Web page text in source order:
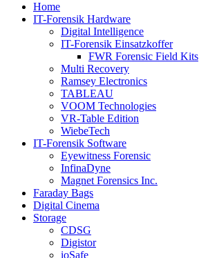
Home
IT-Forensik Hardware
Digital Intelligence
IT-Forensik Einsatzkoffer
FWR Forensic Field Kits
Multi Recovery
Ramsey Electronics
TABLEAU
VOOM Technologies
VR-Table Edition
WiebeTech
IT-Forensik Software
Eyewitness Forensic
InfinaDyne
Magnet Forensics Inc.
Faraday Bags
Digital Cinema
Storage
CDSG
Digistor
ioSafe